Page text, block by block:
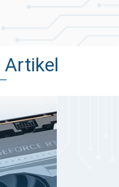
Artikel